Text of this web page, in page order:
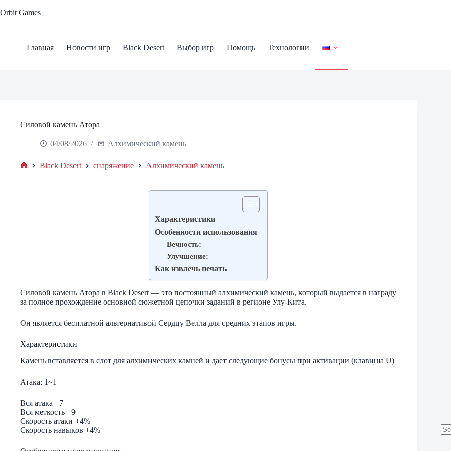
to
Orbit Games
Главная Новости игр Black Desert Выбор игр Помощь Технологии
Силовой камень Атора
04/08/2026 Алхимический камень
Black Desert снаряжение Алхимический камень
Характеристики
Особенности использования
Вечность:
Улучшение:
Как извлечь печать
Силовой камень Атора в Black Desert — это постоянный алхимический камень, который выдается в награду
за полное прохождение основной сюжетной цепочки заданий в регионе Улу-Кита.
Он является бесплатной альтернативой Сердцу Велла для средних этапов игры.
Характеристики
Камень вставляется в слот для алхимических камней и дает следующие бонусы при активации (клавиша U)
Атака: 1~1
Вся атака +7
Вся меткость +9
Скорость атаки +4%
Скорость навыков +4%